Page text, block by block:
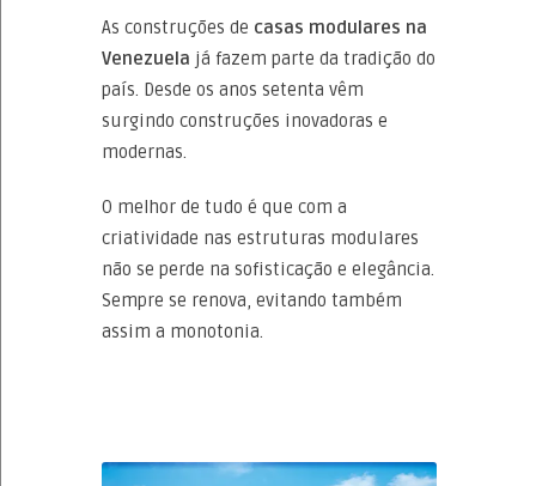
As construções de casas modulares na
Venezuela já fazem parte da tradição do
país. Desde os anos setenta vêm
surgindo construções inovadoras e
modernas.
O melhor de tudo é que com a
criatividade nas estruturas modulares
não se perde na sofisticação e elegância.
Sempre se renova, evitando também
assim a monotonia.